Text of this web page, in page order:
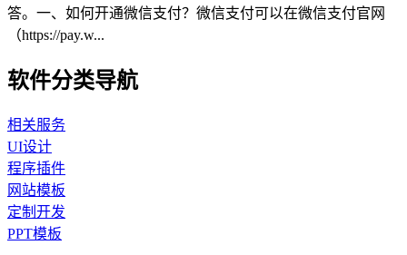
答。一、如何开通微信支付？微信支付可以在微信支付官网
（https://pay.w...
软件分类导航
相关服务
UI设计
程序插件
网站模板
定制开发
PPT模板